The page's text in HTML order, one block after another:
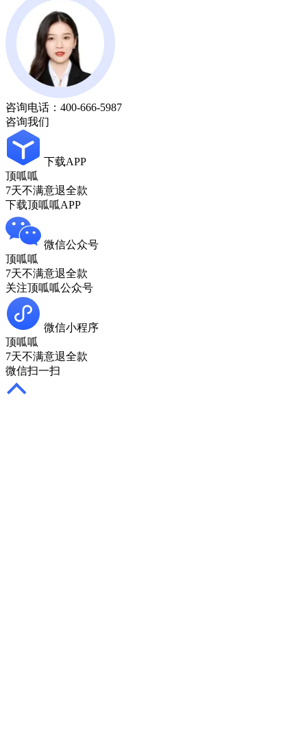
咨询电话： 400-666-5987
咨询我们
下载APP
顶呱呱
7天不满意退全款
下载顶呱呱APP
微信公众号
顶呱呱
7天不满意退全款
关注顶呱呱公众号
微信小程序
顶呱呱
7天不满意退全款
微信扫一扫